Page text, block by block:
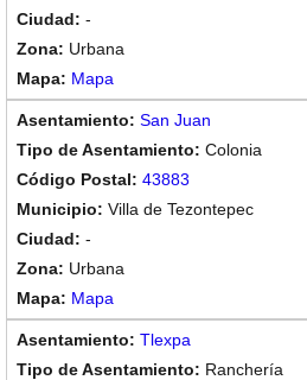
-
Urbana
Mapa
San Juan
Colonia
43883
Villa de Tezontepec
-
Urbana
Mapa
Tlexpa
Ranchería